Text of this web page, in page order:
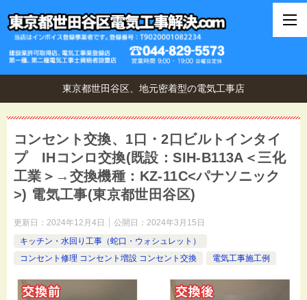
東京都世田谷区、地元密着型の電気工事店
コンセント交換、1口・2口ビルトインタイ
プ IHコンロ交換(既設：SIH-B113A＜三化
工業＞→交換機種：KZ-11C<パナソニック
>) 電気工事(東京都世田谷区)
更新日： 2024年12月4日 公開日： 2024年3月15日
キッチン・水回り工事（蛇口・ウォシュレット）
コンセント修理 コンセント増設 コンセント交換
電気工事施工例